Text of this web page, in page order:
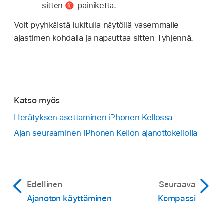
sitten
-painiketta.
Voit pyyhkäistä lukitulla näytöllä vasemmalle
ajastimen kohdalla ja napauttaa sitten Tyhjennä.
Katso myös
Herätyksen asettaminen iPhonen Kellossa
Ajan seuraaminen iPhonen Kellon ajanottokellolla
Edellinen
Ajanoton käyttäminen
Seuraava
Kompassi